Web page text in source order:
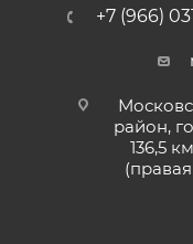
+7 (966)
район,
136,5